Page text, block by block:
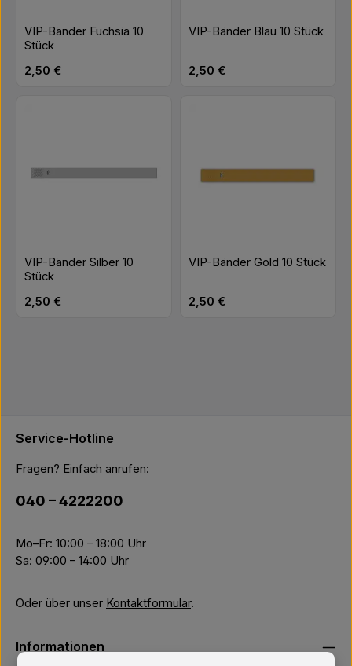
VIP-Bänder Fuchsia 10
Stück
Regulärer Preis:
2,50 €
VIP-Bänder Blau 10 Stück
Regulärer Preis:
2,50 €
VIP-Bänder Silber 10
Stück
Regulärer Preis:
2,50 €
VIP-Bänder Gold 10 Stück
Regulärer Preis:
2,50 €
Service-Hotline
Fragen? Einfach anrufen:
040 – 4222200
Mo–Fr: 10:00 – 18:00 Uhr
Sa: 09:00 – 14:00 Uhr
Oder über unser Kontaktformular.
Informationen